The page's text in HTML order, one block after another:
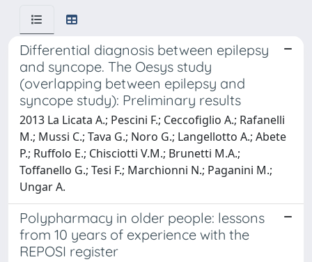
Differential diagnosis between epilepsy
and syncope. The Oesys study
(overlapping between epilepsy and
syncope study): Preliminary results
2013 La Licata A.; Pescini F.; Ceccofiglio A.; Rafanelli
M.; Mussi C.; Tava G.; Noro G.; Langellotto A.; Abete
P.; Ruffolo E.; Chisciotti V.M.; Brunetti M.A.;
Toffanello G.; Tesi F.; Marchionni N.; Paganini M.;
Ungar A.
Polypharmacy in older people: lessons
from 10 years of experience with the
REPOSI register